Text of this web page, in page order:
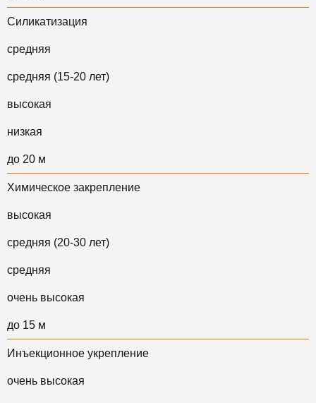
Силикатизация
средняя
средняя (15-20 лет)
высокая
низкая
до 20 м
Химическое закрепление
высокая
средняя (20-30 лет)
средняя
очень высокая
до 15 м
Инъекционное укрепление
очень высокая